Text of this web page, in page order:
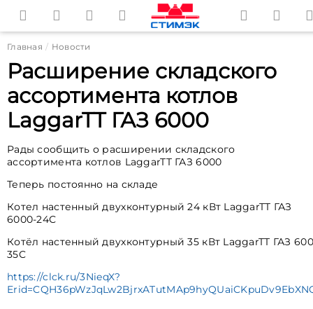
Главная Новости
Расширение складского
ассортимента котлов
LaggarTT ГАЗ 6000
Рады сообщить о расширении складского
ассортимента котлов LaggarTT ГАЗ 6000
Теперь постоянно на складе
Котел настенный двухконтурный 24 кВт LaggarTT ГАЗ
6000-24С
Котёл настенный двухконтурный 35 кВт LaggarTT ГАЗ
35C
https://clck.ru/3NieqX?